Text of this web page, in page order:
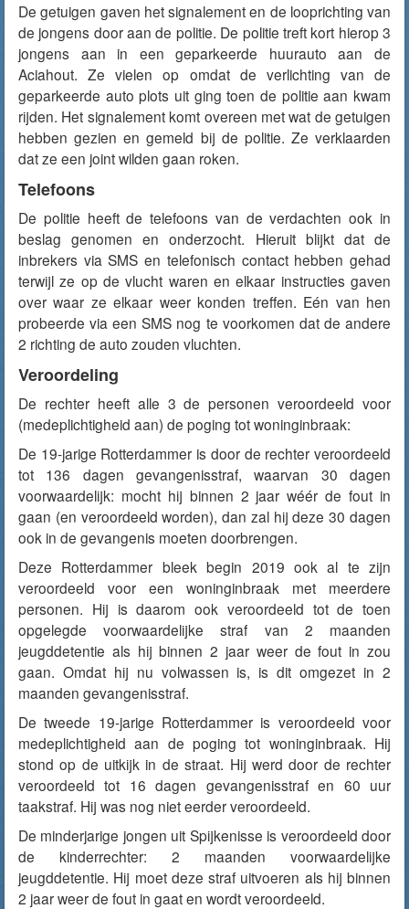
De getuigen gaven het signalement en de looprichting van
de jongens door aan de politie. De politie treft kort hierop 3
jongens aan in een geparkeerde huurauto aan de
Aciahout. Ze vielen op omdat de verlichting van de
geparkeerde auto plots uit ging toen de politie aan kwam
rijden. Het signalement komt overeen met wat de getuigen
hebben gezien en gemeld bij de politie. Ze verklaarden
dat ze een joint wilden gaan roken.
Telefoons
De politie heeft de telefoons van de verdachten ook in
beslag genomen en onderzocht. Hieruit blijkt dat de
inbrekers via SMS en telefonisch contact hebben gehad
terwijl ze op de vlucht waren en elkaar instructies gaven
over waar ze elkaar weer konden treffen. Eén van hen
probeerde via een SMS nog te voorkomen dat de andere
2 richting de auto zouden vluchten.
Veroordeling
De rechter heeft alle 3 de personen veroordeeld voor
(medeplichtigheid aan) de poging tot woninginbraak:
De 19-jarige Rotterdammer is door de rechter veroordeeld
tot 136 dagen gevangenisstraf, waarvan 30 dagen
voorwaardelijk: mocht hij binnen 2 jaar wéér de fout in
gaan (en veroordeeld worden), dan zal hij deze 30 dagen
ook in de gevangenis moeten doorbrengen.
Deze Rotterdammer bleek begin 2019 ook al te zijn
veroordeeld voor een woninginbraak met meerdere
personen. Hij is daarom ook veroordeeld tot de toen
opgelegde voorwaardelijke straf van 2 maanden
jeugddetentie als hij binnen 2 jaar weer de fout in zou
gaan. Omdat hij nu volwassen is, is dit omgezet in 2
maanden gevangenisstraf.
De tweede 19-jarige Rotterdammer is veroordeeld voor
medeplichtigheid aan de poging tot woninginbraak. Hij
stond op de uitkijk in de straat. Hij werd door de rechter
veroordeeld tot 16 dagen gevangenisstraf en 60 uur
taakstraf. Hij was nog niet eerder veroordeeld.
De minderjarige jongen uit Spijkenisse is veroordeeld door
de kinderrechter: 2 maanden voorwaardelijke
jeugddetentie. Hij moet deze straf uitvoeren als hij binnen
2 jaar weer de fout in gaat en wordt veroordeeld.